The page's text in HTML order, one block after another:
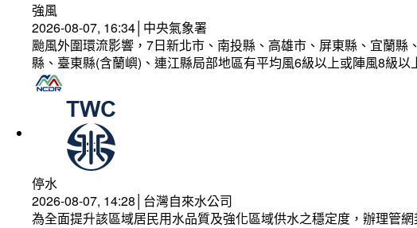
強風
2026-08-07, 16:34│中央氣象署
颱風外圍環流影響，7日新北市、南投縣、高雄市、屏東縣、宜蘭
縣、臺東縣(含蘭嶼)、連江縣局部地區有平均風6級以上或陣風8級以
停水
2026-08-07, 14:28│台灣自來水公司
為全面提升該區域居民用水品質及強化區域供水之穩定度，辦理管